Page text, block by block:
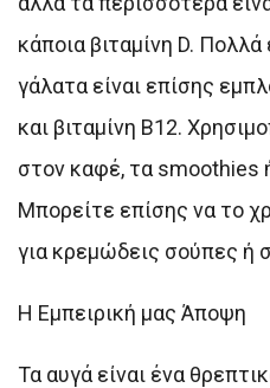
κάποια βιταμίνη D.
γάλατα είναι επίσης
και βιταμίνη Β12.
στον καφέ, τα smoothies
Μπορείτε επίσης να το
για κρεμώδεις σούπες ή
Η Εμπειρική μας Άποψη
Τα αυγά είναι ένα